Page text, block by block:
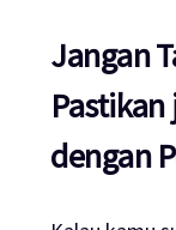
Jangan
dengan